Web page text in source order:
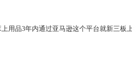
品3年内通过亚马逊这个平台就新三板